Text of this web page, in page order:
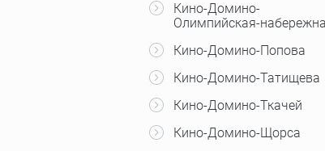
Кино-Домино-
Олимпийская-
Кино-Домино-Попова
Кино-Домино-Татищева
Кино-Домино-Ткачей
Кино-Домино-Щорса